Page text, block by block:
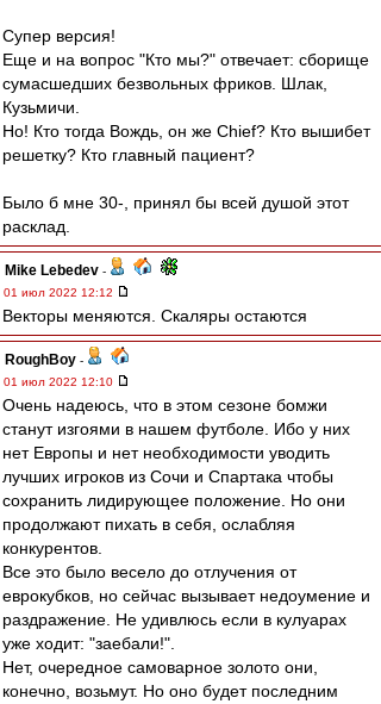
Супер версия!
Еще и на вопрос "Кто мы?" отвечает: сборище
сумасшедших безвольных фриков. Шлак,
Кузьмичи.
Но! Кто тогда Вождь, он же Chief? Кто вышибет
решетку? Кто главный пациент?
Было б мне 30-, принял бы всей душой этот
расклад.
Mike Lebedev -
01 июл 2022 12:12
Векторы меняются. Скаляры остаются
RoughBoy -
01 июл 2022 12:10
Очень надеюсь, что в этом сезоне бомжи
станут изгоями в нашем футболе. Ибо у них
нет Европы и нет необходимости уводить
лучших игроков из Сочи и Спартака чтобы
сохранить лидирующее положение. Но они
продолжают пихать в себя, ослабляя
конкурентов.
Все это было весело до отлучения от
еврокубков, но сейчас вызывает недоумение и
раздражение. Не удивлюсь если в кулуарах
уже ходит: "заебали!".
Нет, очередное самоварное золото они,
конечно, возьмут. Но оно будет последним